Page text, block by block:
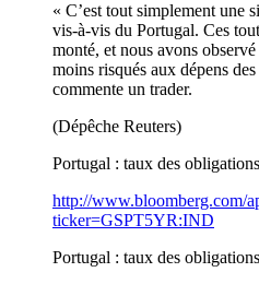
« C’est tout simplement une
vis-à-vis du Portugal. Ces
monté, et nous avons
moins risqués aux dépens
commente un trader.
(Dépêche Reuters)
Portugal : taux des
http://www.bloomberg.com/
ticker=GSPT5YR:IND
Portugal : taux des